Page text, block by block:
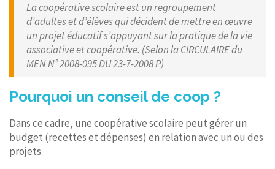
La coopérative scolaire est un regroupement
d’adultes et d’élèves qui décident de mettre en œuvre
un projet éducatif s’appuyant sur la pratique de la vie
associative et coopérative. (Selon la CIRCULAIRE du
MEN N° 2008-095 DU 23-7-2008 P)
Pourquoi un conseil de coop ?
Dans ce cadre, une coopérative scolaire peut gérer un
budget (recettes et dépenses) en relation avec un ou des
projets.